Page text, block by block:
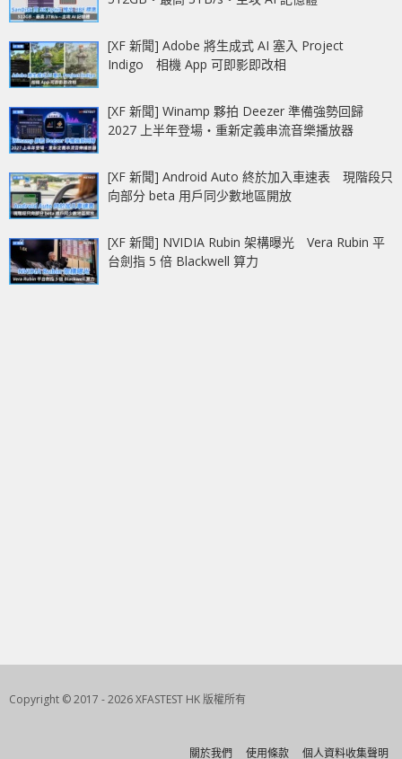
[XF 新聞] Adobe 將生成式 AI 塞入 Project
Indigo 相機 App 可即影即改相
[XF 新聞] Winamp 夥拍 Deezer 準備強勢回歸
2027 上半年登場‧重新定義串流音樂播放器
[XF 新聞] Android Auto 終於加入車速表 現階段只
向部分 beta 用戶同少數地區開放
[XF 新聞] NVIDIA Rubin 架構曝光 Vera Rubin 平
台劍指 5 倍 Blackwell 算力
Copyright © 2017 - 2026 XFASTEST HK 版權所有
關於我們 使用條款 個人資料收集聲明